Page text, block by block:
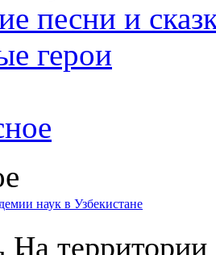
песни и
герои
наук в Узбекистане
На территории